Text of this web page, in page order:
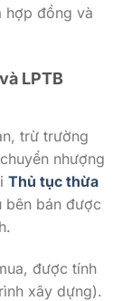
hợp đồng và
LPTB
trừ trường
nhượng
Thủ tục thừa
bên bán được
được tính
xây dựng).